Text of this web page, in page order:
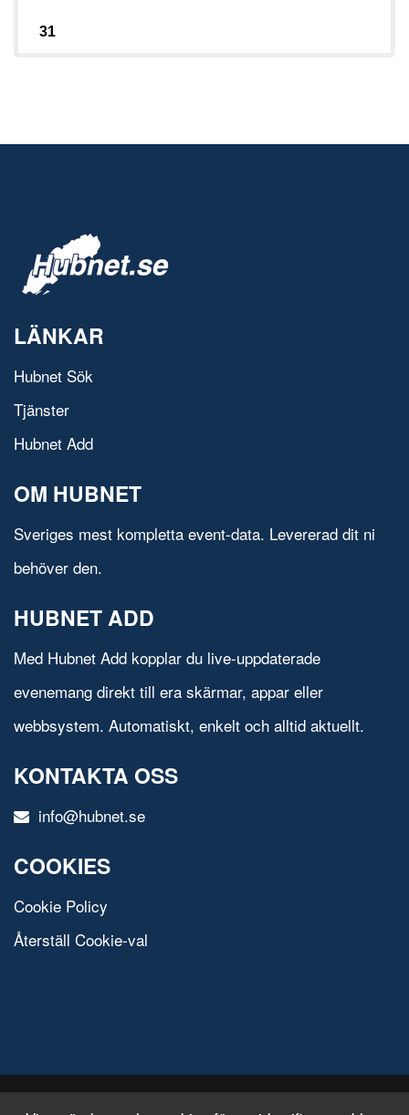
31
LÄNKAR
Hubnet Sök
Tjänster
Hubnet Add
OM HUBNET
Sveriges mest kompletta event-data. Levererad dit ni
behöver den.
HUBNET ADD
Med Hubnet Add kopplar du live-uppdaterade
evenemang direkt till era skärmar, appar eller
webbsystem. Automatiskt, enkelt och alltid aktuellt.
KONTAKTA OSS
info@hubnet.se
COOKIES
Cookie Policy
Återställ Cookie-val